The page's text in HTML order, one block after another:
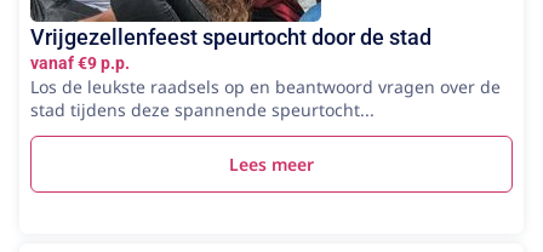
Vrijgezellenfeest speurtocht door de stad
vanaf €9 p.p.
Los de leukste raadsels op en beantwoord vragen over de
stad tijdens deze spannende speurtocht...
Lees meer